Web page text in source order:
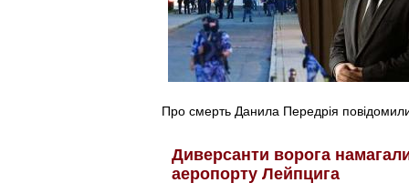
Про смерть Данила Передрія повідомили
Диверсанти ворога
аеропорту Лейпцига